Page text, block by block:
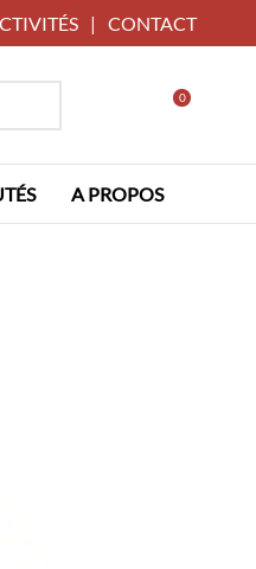
| CONTACT
0
A PROPOS